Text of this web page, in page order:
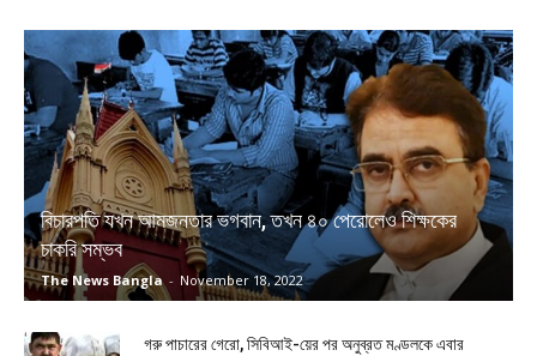
বিচারপতি যখন আমজনতার ভগবান, তখন ৪০ পেরোলেও শিক্ষকের
চাকরি সম্ভব
The News Bangla - November 18, 2022
গরু পাচারের গেরো, সিবিআই-য়ের পর অনুব্রত মণ্ডলকে এবার